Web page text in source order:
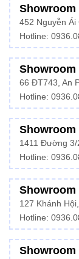
Showroom
452 Nguyễn Ái
Hotline:
66 ĐT743, An
Hotline:
Showroom
1411 Đường 3/
Hotline:
Showroom
127 Khánh
Hotline:
Showroom